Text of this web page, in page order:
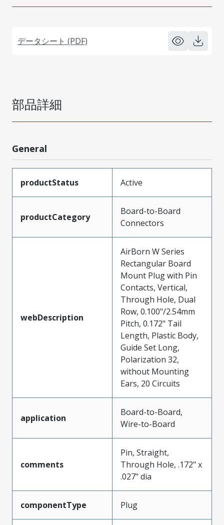
データシート (PDF)
部品詳細
General
productStatus Active
productCategory
Board-to-Board
Connectors
webDescription
AirBorn W Series
Rectangular Board
Mount Plug with Pin
Contacts, Vertical,
Through Hole, Dual
Row, 0.100"/2.54mm
Pitch, 0.172" Tail
Length, Plastic Body,
Guide Set Long,
Polarization 32,
without Mounting
Ears, 20 Circuits
application
Board-to-Board,
Wire-to-Board
comments
Pin, Straight,
Through Hole, .172" x
.027" dia
componentType Plug